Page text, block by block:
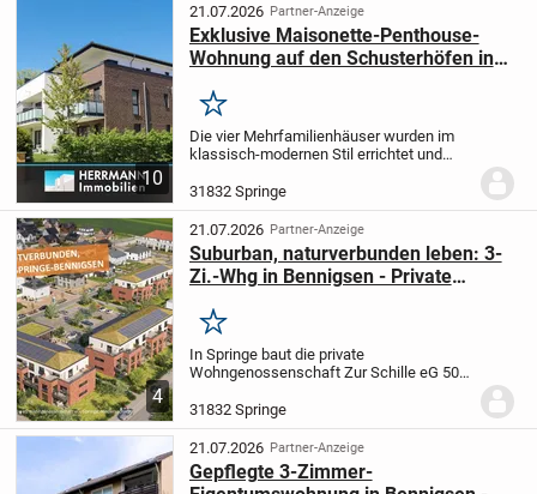
Neubauwohnungen mit zwei bis vier
Zimmern,...
10
21.07.2026 Partner-Anzeige
Exklusive Maisonette-Penthouse-
Wohnung auf den Schusterhöfen in
Merken
Die vier Mehrfamilienhäuser wurden im
klassisch-modernen Stil errichtet und
Wohneinheiten. Das Ensemble wurde im
Sommer 2022 fertiggestellt - und nun
steht eine...
31832 Springe
4
21.07.2026 Partner-Anzeige
Suburban, naturverbunden leben: 3-
Zi.-Whg in Bennigsen - Private
Merken
In Springe baut die private
Wohngenossenschaft Zur Schille eG 50
Mehrfamilienhäuser mit insgesamt 50
schönen, barrierearmen
Neubauwohnungen mit zwei bis vier
Zimmern,...
31832 Springe
21.07.2026 Partner-Anzeige
Gepflegte 3-Zimmer-